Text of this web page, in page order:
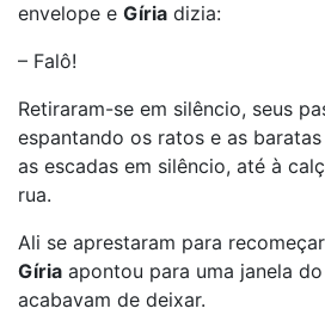
envelope e Gíria dizia:
– Falô!
Retiraram-se em silêncio, seus
espantando os ratos e as
as escadas em silêncio, até à
rua.
Ali se aprestaram para
Gíria apontou para uma janela
acabavam de deixar.